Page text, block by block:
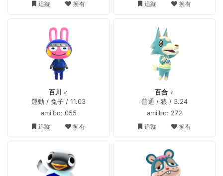
追蹤 擁有 追蹤 擁有
百川 ♂
運動 / 兔子 / 11.03
amiibo: 055
追蹤 擁有
百合 ♀
普通 / 狼 / 3.24
amiibo: 272
追蹤 擁有